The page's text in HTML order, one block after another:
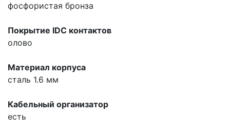
фосфористая бронза
Покрытие IDC контактов
олово
Материал корпуса
сталь 1.6 мм
Кабельный организатор
есть